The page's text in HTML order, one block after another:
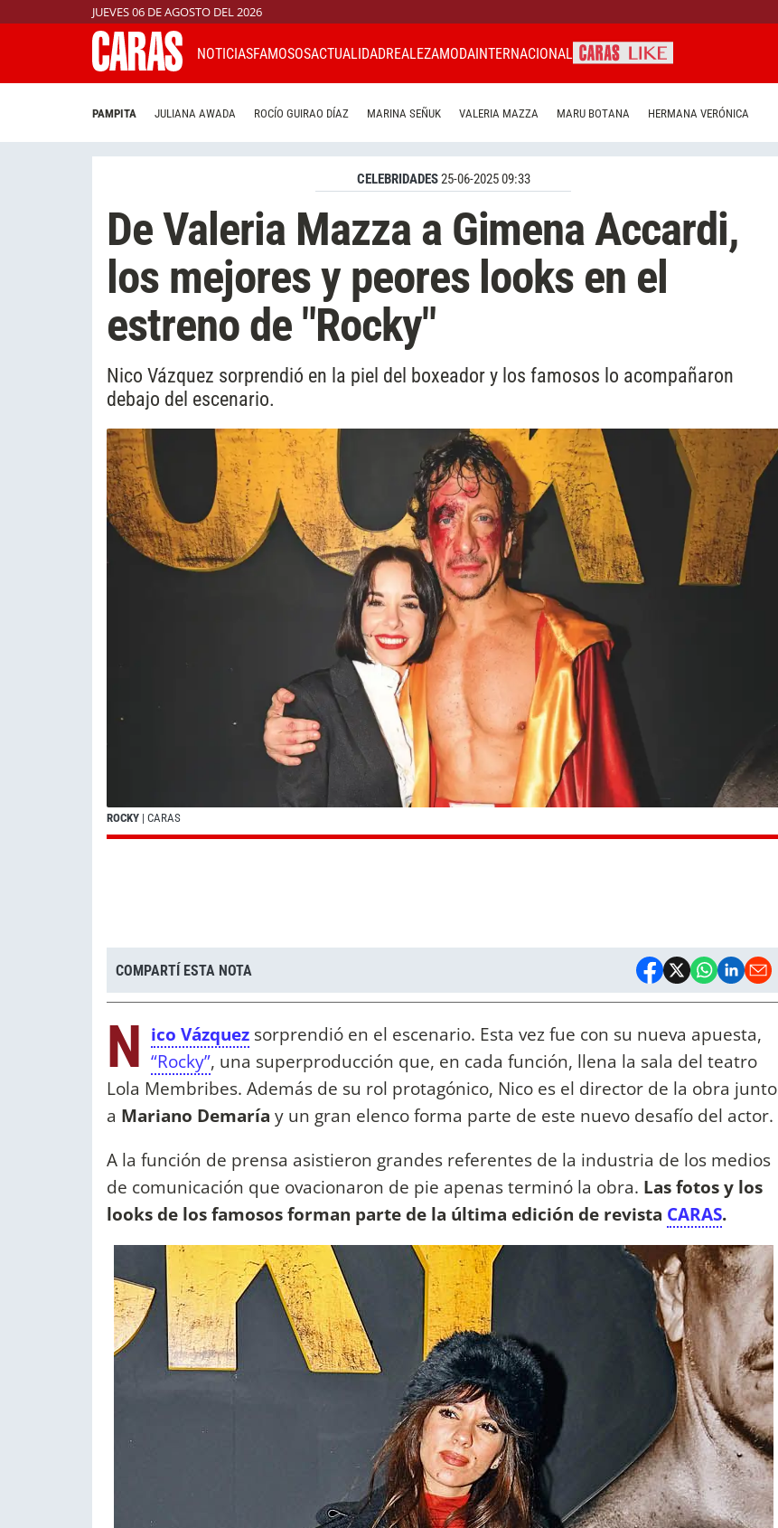
JUEVES 06 DE AGOSTO DEL 2026
NOTICIASFAMOSOSACTUALIDADREALEZAMODAINTERNACIONAL
PAMPITA JULIANA AWADA ROCÍO GUIRAO DÍAZ MARINA SEÑUK VALERIA MAZZA MARU BOTANA HERMANA VERÓNICA
CELEBRIDADES25-06-2025 09:33
De Valeria Mazza a Gimena Accardi,
los mejores y peores looks en el
estreno de "Rocky"
Nico Vázquez sorprendió en la piel del boxeador y los famosos lo acompañaron
debajo del escenario.
ROCKY | CARAS
COMPARTÍ ESTA NOTA
N ico Vázquez sorprendió en el escenario. Esta vez fue con su nueva apuesta,
“Rocky”, una superproducción que, en cada función, llena la sala del teatro
Lola Membribes. Además de su rol protagónico, Nico es el director de la obra junto
a Mariano Demaría y un gran elenco forma parte de este nuevo desafío del actor.
A la función de prensa asistieron grandes referentes de la industria de los medios
de comunicación que ovacionaron de pie apenas terminó la obra. Las fotos y los
looks de los famosos forman parte de la última edición de revista CARAS.